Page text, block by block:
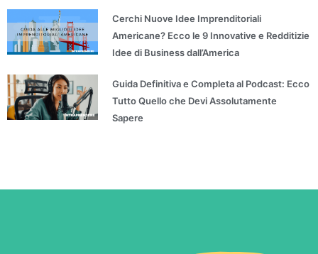
Cerchi Nuove Idee Imprenditoriali
Americane? Ecco le 9 Innovative e Redditizie
Idee di Business dall’America
Guida Definitiva e Completa al Podcast: Ecco
Tutto Quello che Devi Assolutamente
Sapere